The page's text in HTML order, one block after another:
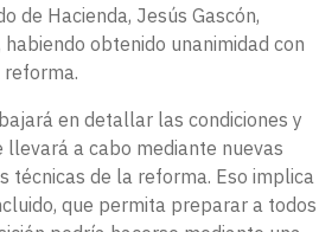
de Hacienda, Jesús Gascón,
obtenido unanimidad con
en detallar las condiciones y
llevará a cabo mediante nuevas
técnicas de la reforma. Eso implica
que permita preparar a todos